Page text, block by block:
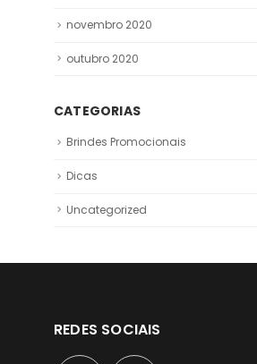
novembro 2020
outubro 2020
CATEGORIAS
Brindes Promocionais
Dicas
Uncategorized
REDES SOCIAIS